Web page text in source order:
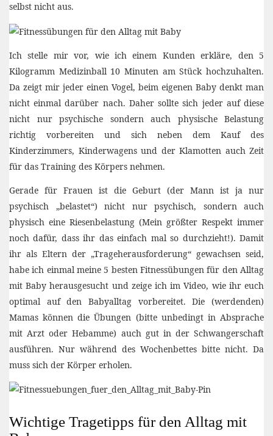
selbst nicht aus.
Ich stelle mir vor, wie ich einem Kunden erkläre, den 5
Kilogramm Medizinball 10 Minuten am Stück hochzuhalten.
Da zeigt mir jeder einen Vogel, beim eigenen Baby denkt man
nicht einmal darüber nach. Daher sollte sich jeder auf diese
nicht nur psychische sondern auch physische Belastung
richtig vorbereiten und sich neben dem Kauf des
Kinderzimmers, Kinderwagens und der Klamotten auch Zeit
für das Training des Körpers nehmen.
Gerade für Frauen ist die Geburt (der Mann ist ja nur
psychisch „belastet“) nicht nur psychisch, sondern auch
physisch eine Riesenbelastung (Mein größter Respekt immer
noch dafür, dass ihr das einfach mal so durchzieht!). Damit
ihr als Eltern der „Trageherausforderung“ gewachsen seid,
habe ich einmal meine 5 besten Fitnessübungen für den Alltag
mit Baby herausgesucht und zeige ich im Video, wie ihr euch
optimal auf den Babyalltag vorbereitet. Die (werdenden)
Mamas können die Übungen (bitte unbedingt in Absprache
mit Arzt oder Hebamme) auch gut in der Schwangerschaft
ausführen. Nur während des Wochenbettes bitte nicht. Da
muss sich der Körper erholen.
Wichtige Tragetipps für den Alltag mit